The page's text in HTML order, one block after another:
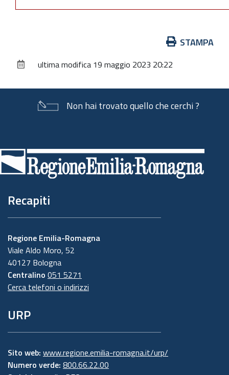
documento
STAMPA
ultima modifica 19 maggio 2023 20:22
Non hai trovato quello che cerchi ?
di
pagina
Recapiti
Regione Emilia-Romagna
Viale Aldo Moro, 52
40127 Bologna
Centralino 051 5271
Cerca telefoni o indirizzi
URP
Sito web: www.regione.emilia-romagna.it/urp/
Numero verde: 800.66.22.00